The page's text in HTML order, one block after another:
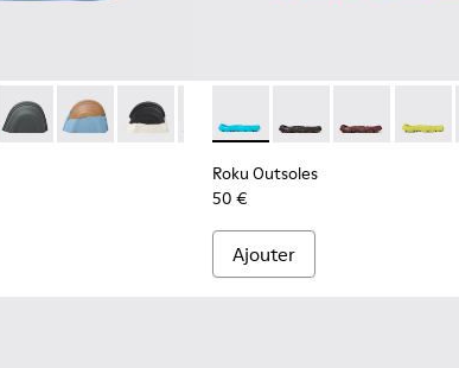
037 - Renforts de bout en caoutchouc bleus
- KS00063-044
Toe Caps - KS00063-043
Junction Toe Caps - KS00063-039
Junction Toe Caps - KS00063-036
Junction Toe Caps - KS00063-027
Junction Toe Caps - KS00063-
Junction Toe Caps -
Junction Toe Caps
Junction
Roku Outsoles - KS00066-
Roku Outsoles -
Roku Roku
Roku Outsoles
50 €
Ajouter